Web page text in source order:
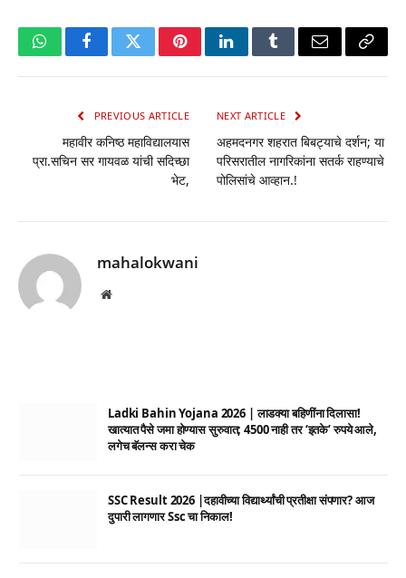
WhatsAppFacebookTwitterPinterestLinkedInTumblrEmail Copy
PREVIOUS ARTICLE
महावीर कनिष्ठ महाविद्यालयास
प्रा.सचिन सर गायवळ यांची सदिच्छा
भेट,
NEXT ARTICLE
अहमदनगर शहरात बिबट्याचे दर्शन; या
परिसरातील नागरिकांना सतर्क राहण्याचे
पोलिसांचे आव्हान.!
mahalokwani
Website
Ladki Bahin Yojana 2026 | लाडक्या बहिणींना दिलासा!
खात्यात पैसे जमा होण्यास सुरुवात; 4500 नाही तर ‘इतके’ रुपये आले,
लगेच बॅलन्स करा चेक
SSC Result 2026 |दहावीच्या विद्यार्थ्यांची प्रतीक्षा संपणार? आज
दुपारी लागणार Ssc चा निकाल!